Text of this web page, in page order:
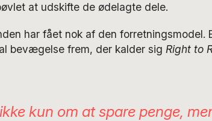
at udskifte de ødelagte dele.
har fået nok af den forretningsmodel.
bevægelse frem, der kalder sig Right to
kun om at spare penge,